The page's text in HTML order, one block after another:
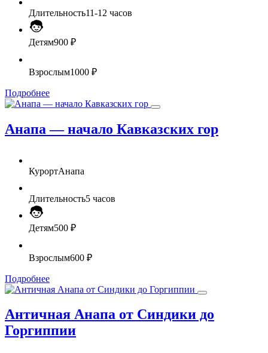
Длительность11-12 часов
Детям900 ₽
Взрослым1000 ₽
Подробнее
Анапа — начало Кавказских гор
КурортАнапа
Длительность5 часов
Детям500 ₽
Взрослым600 ₽
Подробнее
Античная Анапа от Синдики до
Горгиппии